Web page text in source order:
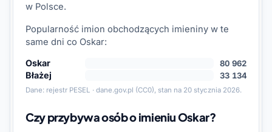
w Polsce.
Popularność imion obchodzących imieniny w te
same dni co Oskar:
Oskar 80 962
Błażej 33 134
Dane: rejestr PESEL · dane.gov.pl (CC0), stan na 20 stycznia 2026.
Czy przybywa osób o imieniu Oskar?